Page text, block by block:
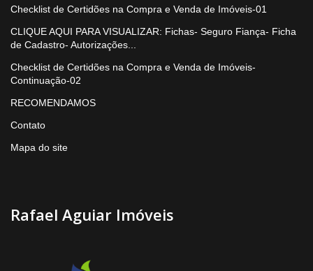
Checklist de Certidões na Compra e Venda de Imóveis-01
CLIQUE AQUI PARA VISUALIZAR: Fichas- Seguro Fiança- Ficha
de Cadastro- Autorizações...
Checklist de Certidões na Compra e Venda de Imóveis-
Continuação-02
RECOMENDAMOS
Contato
Mapa do site
Rafael Aguiar Imóveis